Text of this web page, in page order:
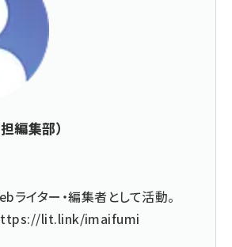
編集部）
ライター・編集者として活動。
lit.link/imaifumi